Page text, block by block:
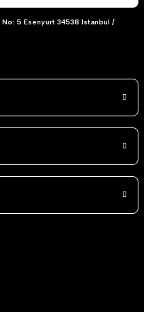
5 Esenyurt 34538 Istanbul /